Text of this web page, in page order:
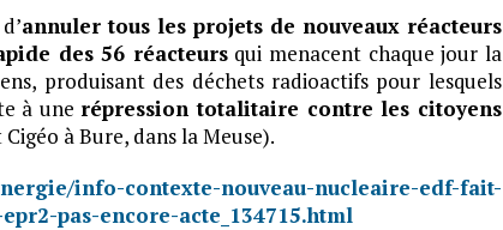
annuler tous les projets de nouveaux réacteurs
des 56 réacteursqui menacent chaque jour la
produisant des déchets radioactifs pour lesquels
à une répression totalitaire contre les citoyens
à Bure, dans la Meuse).
info-contexte-nouveau-nucleaire-edf-fait-
pas-encore-acte_134715.html